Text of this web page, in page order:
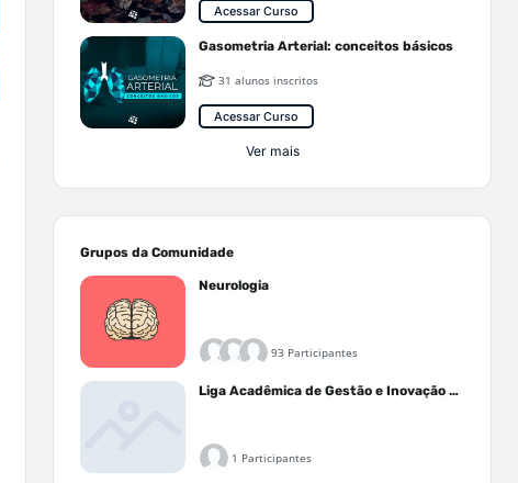
Acessar Curso
Gasometria Arterial: conceitos básicos
31 alunos inscritos
Acessar Curso
Ver mais
Grupos da Comunidade
Neurologia
93 Participantes
Liga Acadêmica de Gestão e Inovação Médica - LAGIM
1 Participantes